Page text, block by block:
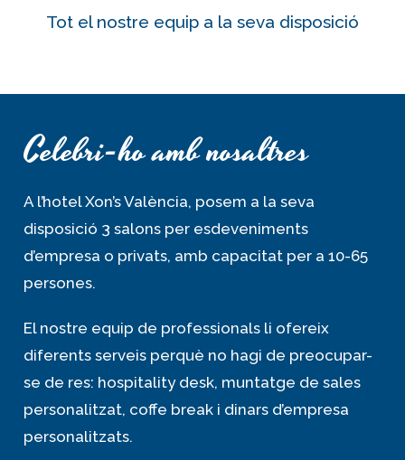
Tot el nostre equip a la seva disposició
Celebri-ho amb nosaltres
A l’hotel Xon’s València, posem a la seva
disposició 3 salons per esdeveniments
d’empresa o privats, amb capacitat per a 10-65
persones.
El nostre equip de professionals li ofereix
diferents serveis perquè no hagi de preocupar-
se de res: hospitality desk, muntatge de sales
personalitzat, coffe break i dinars d’empresa
personalitzats.